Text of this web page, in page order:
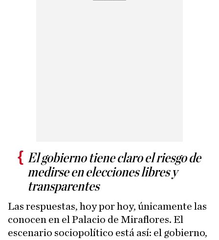
El gobierno tiene claro el riesgo de
medirse en elecciones libres y
transparentes
Las respuestas, hoy por hoy, únicamente las
conocen en el Palacio de Miraflores. El
escenario sociopolítico está así: el gobierno,